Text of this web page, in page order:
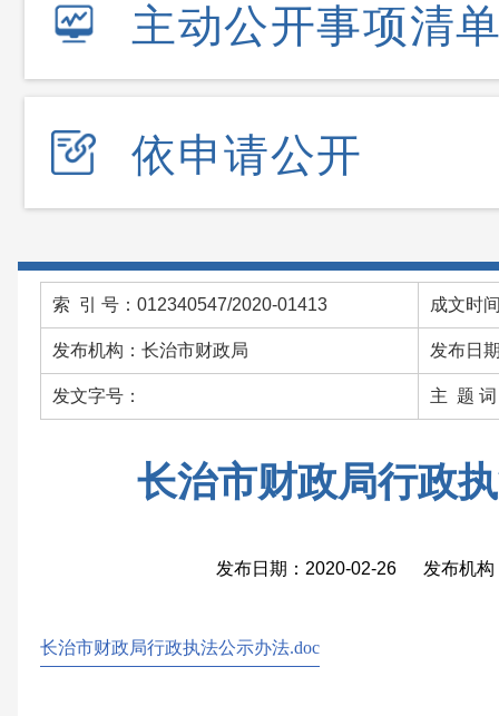
主动公开事项清
依申请公开
索 引 号：012340547/2020-01413 成文时
发布机构：长治市财政局 发布日
发文字号： 主 题 词
长治市财政局行政
发布日期：2020-02-26 发布机构
长治市财政局行政执法公示办法.doc